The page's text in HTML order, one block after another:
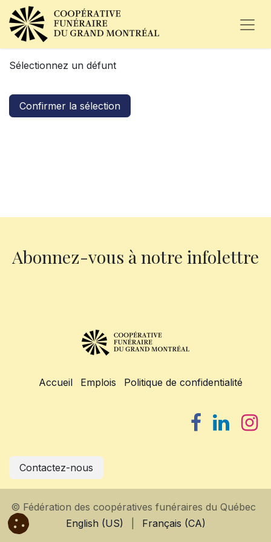
Sélectionnez un défunt
Confirmer la sélection
Abonnez-vous à notre infolettre
Accueil Emplois Politique de confidentialité
Contactez-nous
© Fédération des coopératives funéraires du Québec
English (US)
Français (CA)